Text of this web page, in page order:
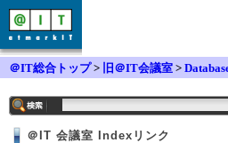
＠IT総合トップ> 旧＠IT会議室 >
＠IT 会議室 Indexリンク